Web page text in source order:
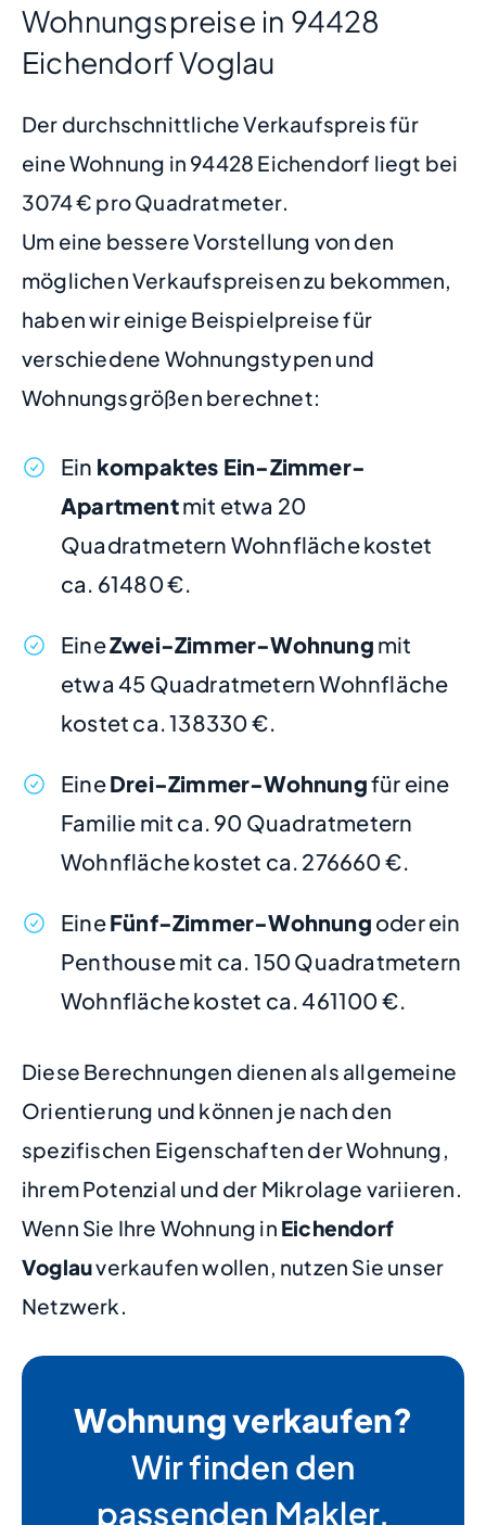
Wohnungspreise in 94428
Eichendorf Voglau
Der durchschnittliche Verkaufspreis für
eine Wohnung in 94428 Eichendorf liegt bei
3074 € pro Quadratmeter.
Um eine bessere Vorstellung von den
möglichen Verkaufspreisen zu bekommen,
haben wir einige Beispielpreise für
verschiedene Wohnungstypen und
Wohnungsgrößen berechnet:
Ein kompaktes Ein-Zimmer-
Apartmentmit etwa 20
Quadratmetern Wohnfläche kostet
ca. 61480 €.
EineZwei-Zimmer-Wohnung mit
etwa 45 Quadratmetern Wohnfläche
kostet ca. 138330 €.
EineDrei-Zimmer-Wohnungfür eine
Familie mit ca. 90 Quadratmetern
Wohnfläche kostet ca. 276660 €.
EineFünf-Zimmer-Wohnung oder ein
Penthouse mit ca. 150 Quadratmetern
Wohnfläche kostet ca. 461100 €.
Diese Berechnungen dienen als allgemeine
Orientierung und können je nach den
spezifischen Eigenschaften der Wohnung,
ihrem Potenzial und der Mikrolage variieren.
Wenn Sie Ihre Wohnung in Eichendorf
Voglauverkaufen wollen, nutzen Sie unser
Netzwerk.
Wohnung verkaufen?
Wir finden den
passenden Makler.